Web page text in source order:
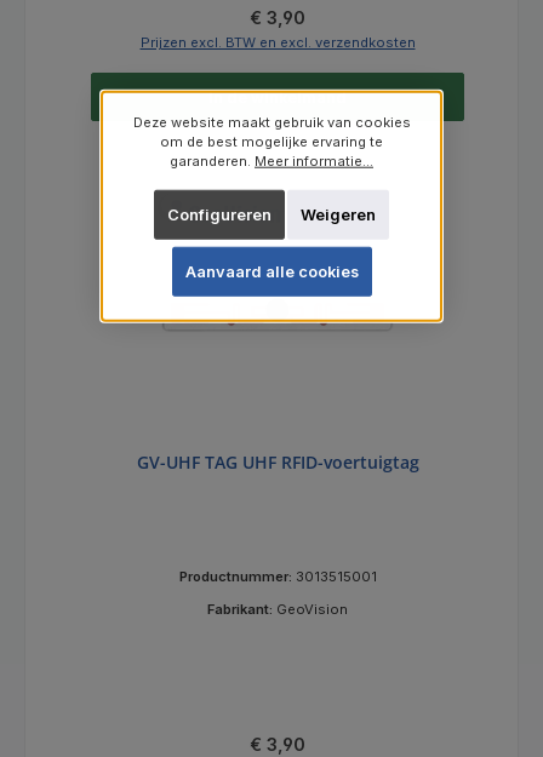
Normale prijs:
€ 3,90
Prijzen excl. BTW en excl. verzendkosten
In de winkelmand
GV-UHF TAG UHF RFID-voertuigtag
Productnummer: 3013515001
Fabrikant: GeoVision
Normale prijs:
€ 3,90
Deze website maakt gebruik van cookies
om de best mogelijke ervaring te
garanderen. Meer informatie...
Weigeren
Configureren
Aanvaard alle cookies